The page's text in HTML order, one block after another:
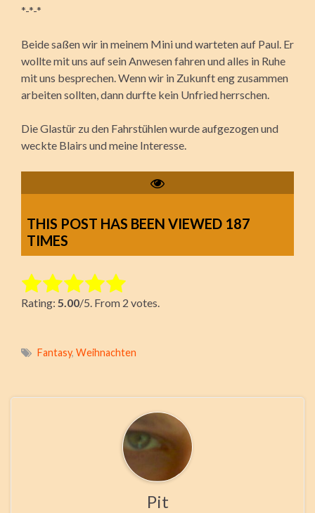
*-*-*
Beide saßen wir in meinem Mini und warteten auf Paul. Er
wollte mit uns auf sein Anwesen fahren und alles in Ruhe
mit uns besprechen. Wenn wir in Zukunft eng zusammen
arbeiten sollten, dann durfte kein Unfried herrschen.
Die Glastür zu den Fahrstühlen wurde aufgezogen und
weckte Blairs und meine Interesse.
THIS POST HAS BEEN VIEWED 187
TIMES
Rate this item:
Submit Rating
Rating: 5.00/5. From 2 votes.
Fantasy, Weihnachten
Pit